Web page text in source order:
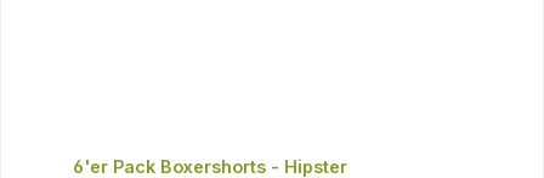
6'er Pack Boxershorts - Hipster